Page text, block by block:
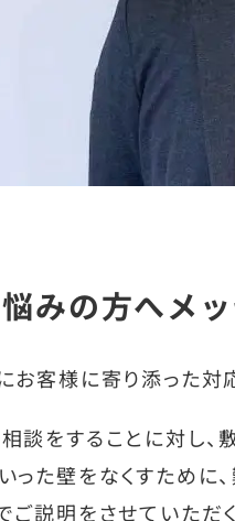
みの方へメ
お客様に寄り添った対
談をすることに対し、
った壁をなくすために
ご説明をさせていただ